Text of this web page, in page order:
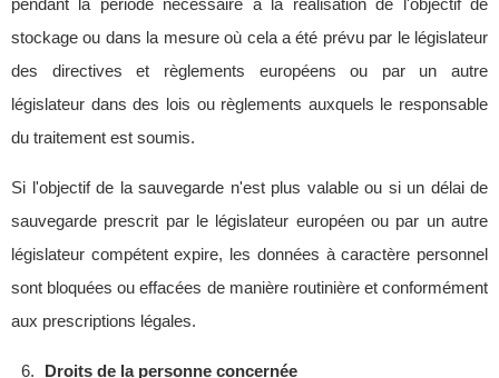
pendant la période nécessaire à la réalisation de l'objectif de
stockage ou dans la mesure où cela a été prévu par le législateur
des directives et règlements européens ou par un autre
législateur dans des lois ou règlements auxquels le responsable
du traitement est soumis.
Si l'objectif de la sauvegarde n'est plus valable ou si un délai de
sauvegarde prescrit par le législateur européen ou par un autre
législateur compétent expire, les données à caractère personnel
sont bloquées ou effacées de manière routinière et conformément
aux prescriptions légales.
Droits de la personne concernée